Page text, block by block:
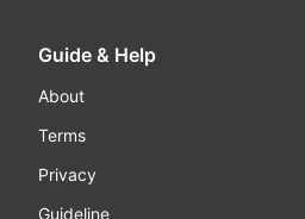
Guide & Help
About
Terms
Privacy
Guideline